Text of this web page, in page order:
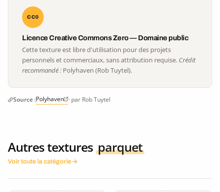
CC0
Licence Creative Commons Zero — Domaine public
Cette texture est libre d'utilisation pour des projets
personnels et commerciaux, sans attribution requise. Crédit
recommandé : Polyhaven (Rob Tuytel).
Source :Polyhaven · par Rob Tuytel
Autres textures parquet
Voir toute la catégorie